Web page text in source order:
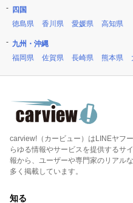
四国
徳島県
香川県 愛媛県 高知県
九州・沖縄
福岡県
佐賀県 長崎県 熊本県
carview!（カービュー）はLINEヤフ
らゆる情報やサービスを提供するサ
報から、ユーザーや専門家のリアル
多く掲載しています。
知る